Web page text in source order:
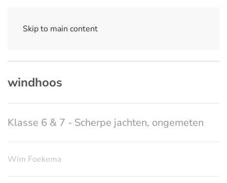
Skip to main content
windhoos
Klasse 6 & 7 - Scherpe jachten, ongemeten
Wim Foekema